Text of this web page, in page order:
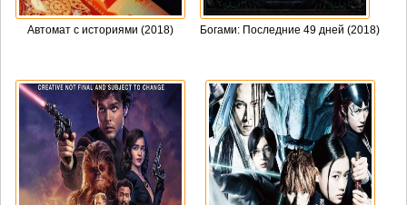
Автомат с историями (2018) Богами: Последние 49 дней (2018)